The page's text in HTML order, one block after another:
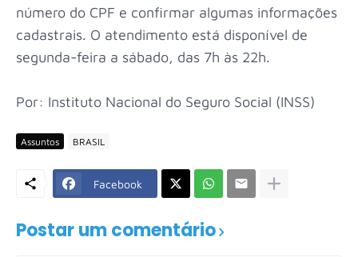
número do CPF e confirmar algumas informações
cadastrais. O atendimento está disponível de
segunda-feira a sábado, das 7h às 22h.
Por: Instituto Nacional do Seguro Social (INSS)
Assuntos BRASIL
Facebook
Postar um comentário